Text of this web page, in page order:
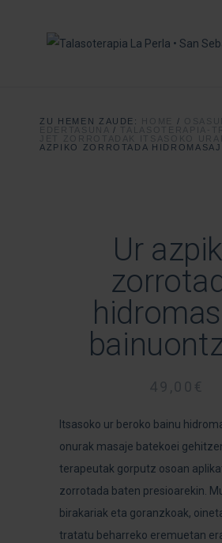
ZU HEMEN ZAUDE: HOME /
/ TALASOTERAPIA-
JET ZORROTADAK ITSASOKO
AZPIKO ZORROTADA
Ur
49,00 €
Itsasoko ur beroko bainu
onurak masaje batekoei
terapeutak gorputz osoan
zorrotada baten presioarekin.
birakariak eta goranzkoak,
tratatu beharreko eremuetan